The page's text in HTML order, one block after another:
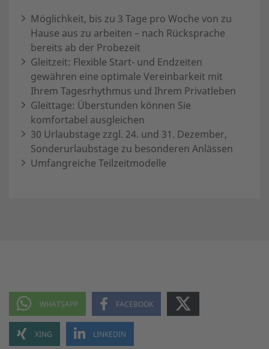
Möglichkeit, bis zu 3 Tage pro Woche von zu
Hause aus zu arbeiten – nach Rücksprache
bereits ab der Probezeit
Gleitzeit: Flexible Start- und Endzeiten
gewähren eine optimale Vereinbarkeit mit
Ihrem Tagesrhythmus und Ihrem Privatleben
Gleittage: Überstunden können Sie
komfortabel ausgleichen
30 Urlaubstage zzgl. 24. und 31. Dezember,
Sonderurlaubstage zu besonderen Anlässen
Umfangreiche Teilzeitmodelle